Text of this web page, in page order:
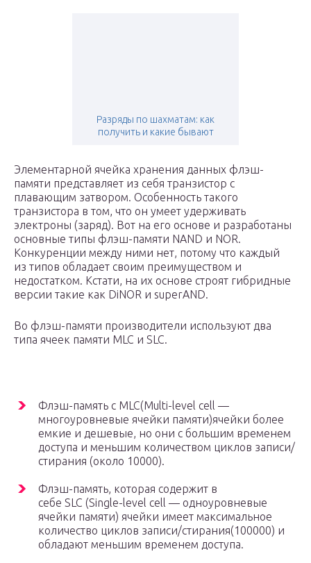
Разряды по шахматам: как
получить и какие бывают
Элементарной ячейка хранения данных флэш-
памяти представляет из себя транзистор с
плавающим затвором. Особенность такого
транзистора в том, что он умеет удерживать
электроны (заряд). Вот на его основе и разработаны
основные типы флэш-памяти NAND и NOR.
Конкуренции между ними нет, потому что каждый
из типов обладает своим преимуществом и
недостатком. Кстати, на их основе строят гибридные
версии такие как DiNOR и superAND.
Во флэш-памяти производители используют два
типа ячеек памяти MLC и SLC.
Флэш-память с MLC(Multi-level cell —
многоуровневые ячейки памяти)ячейки более
емкие и дешевые, но они с большим временем
доступа и меньшим количеством циклов записи/
стирания (около 10000).
Флэш-память, которая содержит в
себе SLC (Single-level cell — одноуровневые
ячейки памяти) ячейки имеет максимальное
количество циклов записи/стирания(100000) и
обладают меньшим временем доступа.